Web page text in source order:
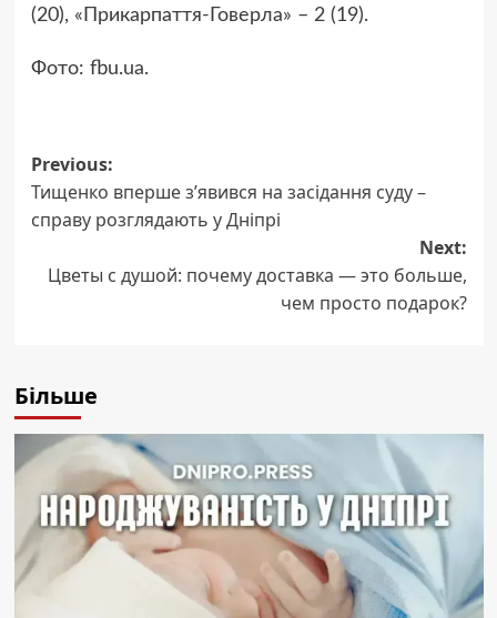
(20), «Прикарпаття-Говерла» – 2 (19).
Фото: fbu.ua.
Post
navigation
Previous:
Тищенко вперше з’явився на засідання суду –
справу розглядають у Дніпрі
Next:
Цветы с душой: почему доставка — это больше,
чем просто подарок?
Більше